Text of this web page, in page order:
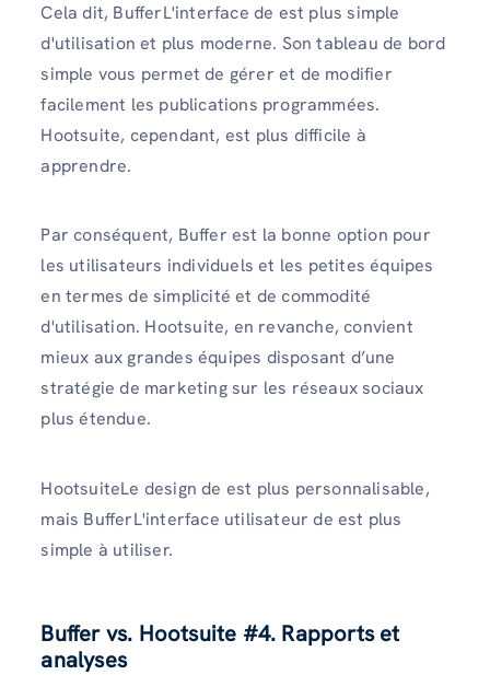
Cela dit, BufferL'interface de est plus simple
d'utilisation et plus moderne. Son tableau de bord
simple vous permet de gérer et de modifier
facilement les publications programmées.
Hootsuite, cependant, est plus difficile à
apprendre.
Par conséquent, Buffer est la bonne option pour
les utilisateurs individuels et les petites équipes
en termes de simplicité et de commodité
d'utilisation. Hootsuite, en revanche, convient
mieux aux grandes équipes disposant d’une
stratégie de marketing sur les réseaux sociaux
plus étendue.
HootsuiteLe design de est plus personnalisable,
mais BufferL'interface utilisateur de est plus
simple à utiliser.
Buffer vs. Hootsuite #4. Rapports et
analyses